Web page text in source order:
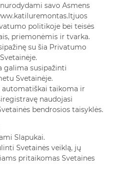
savo Asmens
politikoje bei teisės
priemonėmis ir tvarka.
su šia Privatumo
galima susipažinti
Svetainėje.
taikoma ir
naudojasi
bendrosios taisyklės.
Slapukai.
Svetainės veiklą, jų
pritaikomas Svetaines